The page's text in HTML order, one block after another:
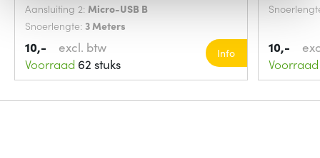
Aansluiting 2: Micro-USB B
Snoerlengte: 3 Meters
10,-
excl. btw
Voorraad 62 stuks
Info 10,-
Voorraad